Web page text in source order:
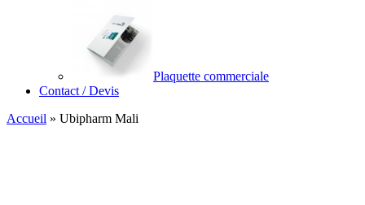
Plaquette commerciale
Contact / Devis
Accueil » Ubipharm Mali